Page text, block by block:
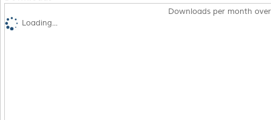
Downloads per month
Loading...